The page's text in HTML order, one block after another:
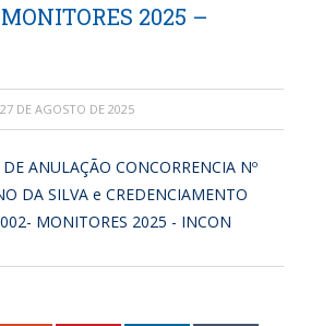
2025 –
27 DE AGOSTO DE 2025
ANULAÇÃO CONCORRENCIA Nº
DA SILVA e CREDENCIAMENTO
MONITORES 2025 - INCON